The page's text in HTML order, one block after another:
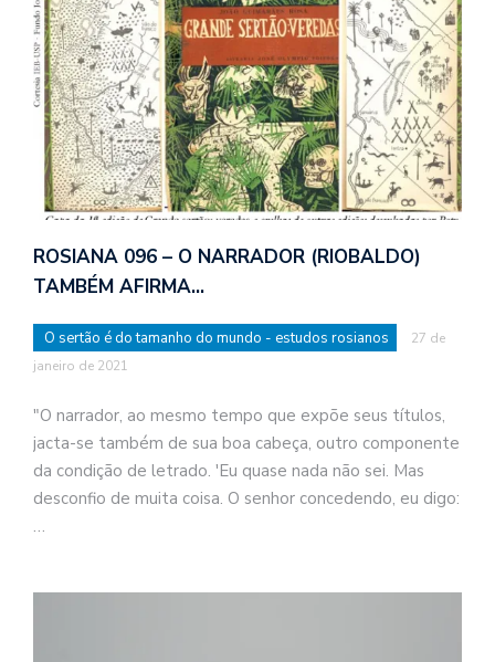
ROSIANA 096 – O NARRADOR (RIOBALDO)
TAMBÉM AFIRMA…
O sertão é do tamanho do mundo - estudos rosianos
27 de
janeiro de 2021
"O narrador, ao mesmo tempo que expõe seus títulos,
jacta-se também de sua boa cabeça, outro componente
da condição de letrado. 'Eu quase nada não sei. Mas
desconfio de muita coisa. O senhor concedendo, eu digo:
…